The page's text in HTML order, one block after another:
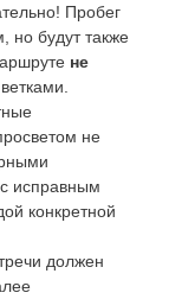
Пробег
но будут также
не
не
исправным
конкретной
должен